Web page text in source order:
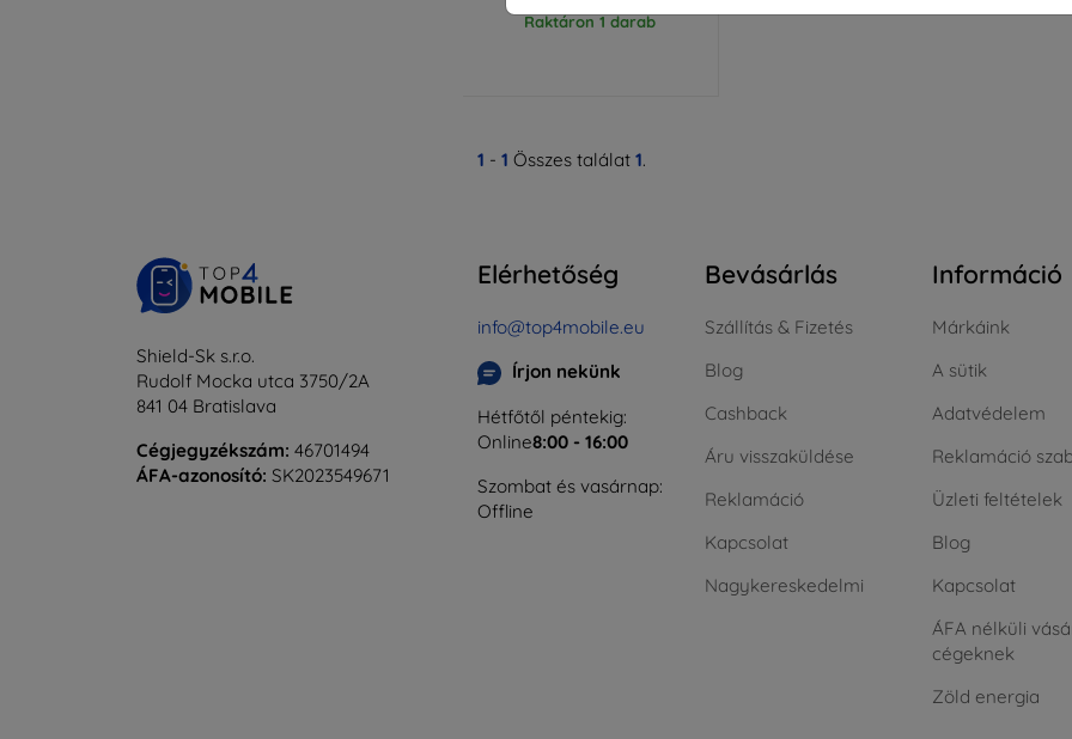
Raktáron 1 darab
1 - 1 Összes találat 1.
Shield-Sk s.r.o.
Rudolf Mocka utca 3750/2A
841 04 Bratislava
Cégjegyzékszám: 46701494
ÁFA-azonosító: SK2023549671
Elérhetőség
info@top4mobile.eu
Írjon nekünk
Hétfőtől péntekig:
Online8:00 - 16:00
Szombat és vasárnap:
Offline
Bevásárlás
Szállítás & Fizetés
Blog
Cashback
Áru visszaküldése
Reklamáció
Kapcsolat
Nagykereskedelmi
Információ
Márkáink
A sütik
Adatvédelem
Reklamáció
Üzleti feltételek
Blog
Kapcsolat
ÁFA nélküli
cégeknek
Zöld energia